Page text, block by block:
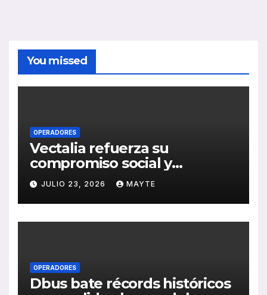
You missed
OPERADORES
Vectalia refuerza su
compromiso social y
medioambiental con la
publicación de su Memoria
de RSC 2025
JULIO 23, 2026 MAYTE
OPERADORES
Dbus bate récords históricos